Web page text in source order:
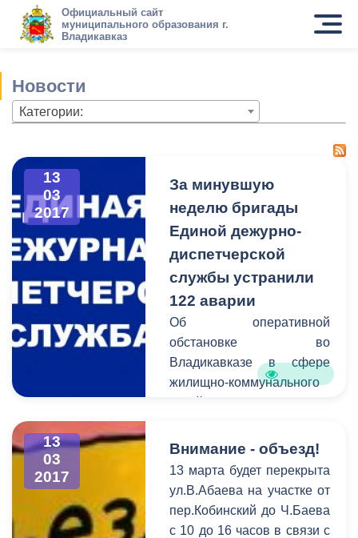
Официальный сайт
муниципального образования г.
Владикавказ
Новости
Категории:
13
03
2017
За минувшую
неделю бригады
Единой дежурно-
диспетчерской
службы устранили
122 аварии
Об оперативной
обстановке во
Владикавказе в сфере
жилищно-коммунального
диспетчерская служба.
В период c 6 по 13 марта
на горячую линию единой
дежурно-диспетчерской
службы поступило 122
13
03
2017
Внимание - объезд!
13 марта будет перекрыта
ул.В.Абаева на участке от
пер.Кобинский до Ч.Баева
с 10 до 16 часов в связи с